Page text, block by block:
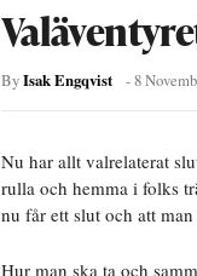
ByIsak Engqvist -8
Nu har allt valrelaterat
rulla och hemma i folks
nu får ett slut och att
Hur man ska ta och